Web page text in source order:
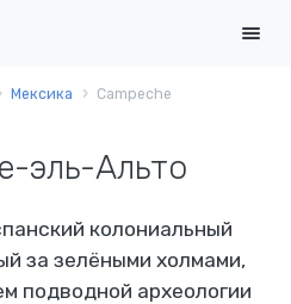
Мексика Campeche
эль-Альто
колониальный
за зелёными холмами,
подводной археологии